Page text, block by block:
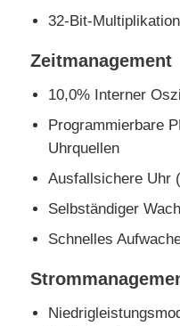
EPROM IC
UART IC
ADC DAC
HF-Integrierte
PLC-Programmierung
32-Bit-
Zeitmanagement
10,0% Interner
Programmierbare
Uhrquellen
Ausfallsichere Uhr
Selbständiger
Schnelles